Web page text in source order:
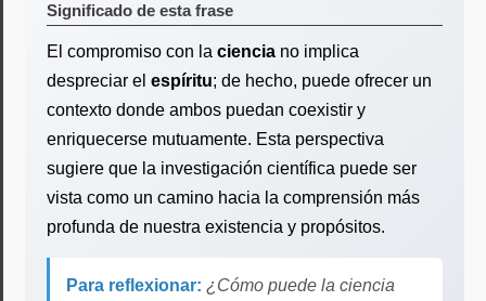
Significado de esta frase
El compromiso con la ciencia no implica
despreciar el espíritu; de hecho, puede ofrecer un
contexto donde ambos puedan coexistir y
enriquecerse mutuamente. Esta perspectiva
sugiere que la investigación científica puede ser
vista como un camino hacia la comprensión más
profunda de nuestra existencia y propósitos.
Para reflexionar: ¿Cómo puede la ciencia